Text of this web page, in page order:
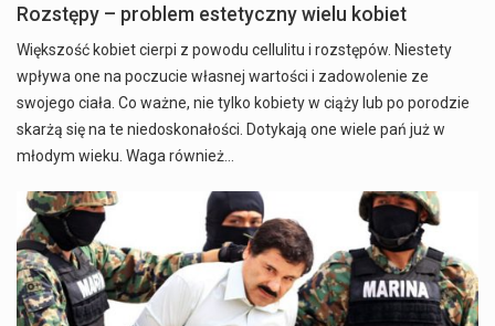
Rozstępy – problem estetyczny wielu kobiet
Większość kobiet cierpi z powodu cellulitu i rozstępów. Niestety
wpływa one na poczucie własnej wartości i zadowolenie ze
swojego ciała. Co ważne, nie tylko kobiety w ciąży lub po porodzie
skarżą się na te niedoskonałości. Dotykają one wiele pań już w
młodym wieku. Waga również…